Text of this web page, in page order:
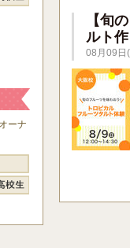
ーナ
【旬
ルト
08月09日